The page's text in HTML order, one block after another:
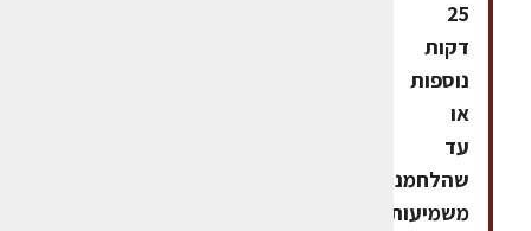
25
דקות
נוספות
או
עד
שהלחמניות
משמיעות